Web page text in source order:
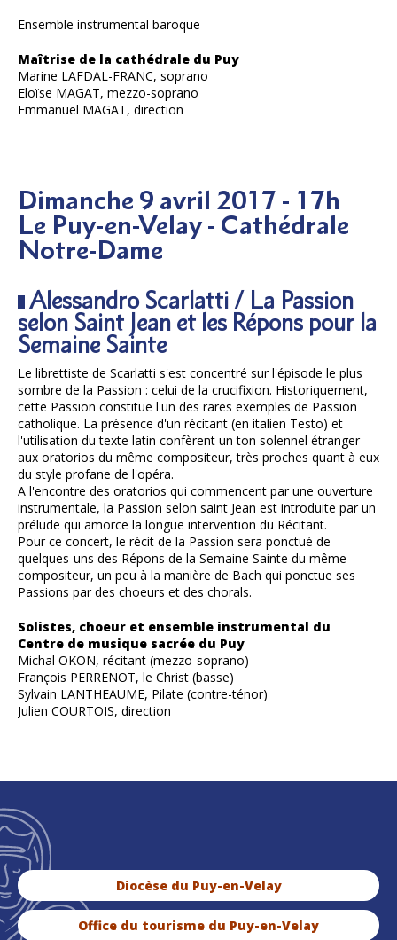
Ensemble instrumental baroque
Maîtrise de la cathédrale du Puy
Marine LAFDAL-FRANC, soprano
Eloïse MAGAT, mezzo-soprano
Emmanuel MAGAT, direction
Dimanche 9 avril 2017 - 17h
Le Puy-en-Velay - Cathédrale
Notre-Dame
Alessandro Scarlatti / La Passion
selon Saint Jean et les Répons pour la
Semaine Sainte
Le librettiste de Scarlatti s'est concentré sur l'épisode le plus
sombre de la Passion : celui de la crucifixion. Historiquement,
cette Passion constitue l'un des rares exemples de Passion
catholique. La présence d'un récitant (en italien Testo) et
l'utilisation du texte latin confèrent un ton solennel étranger
aux oratorios du même compositeur, très proches quant à eux
du style profane de l'opéra.
A l'encontre des oratorios qui commencent par une ouverture
instrumentale, la Passion selon saint Jean est introduite par un
prélude qui amorce la longue intervention du Récitant.
Pour ce concert, le récit de la Passion sera ponctué de
quelques-uns des Répons de la Semaine Sainte du même
compositeur, un peu à la manière de Bach qui ponctue ses
Passions par des choeurs et des chorals.
Solistes, choeur et ensemble instrumental du
Centre de musique sacrée du Puy
Michal OKON, récitant (mezzo-soprano)
François PERRENOT, le Christ (basse)
Sylvain LANTHEAUME, Pilate (contre-ténor)
Julien COURTOIS, direction
Diocèse du Puy-en-Velay
Office du tourisme du Puy-en-Velay